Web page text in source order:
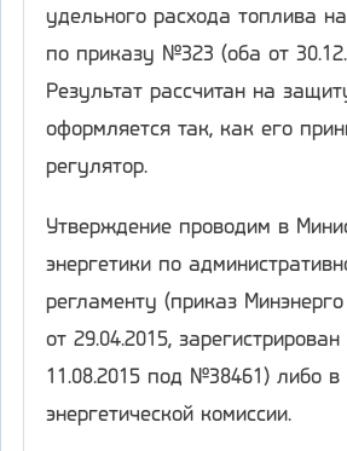
удельного расхода топлива
по приказу №323 (оба от
Результат рассчитан на
оформляется так, как его
регулятор.
Утверждение проводим в
энергетики по
регламенту (приказ
от 29.04.2015,
11.08.2015 под №38461) либо в
энергетической комиссии.